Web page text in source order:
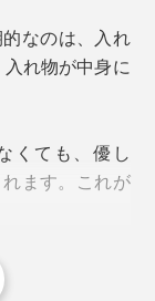
なのは、入れ
れ物が中身に
くても、優し
ます。これが